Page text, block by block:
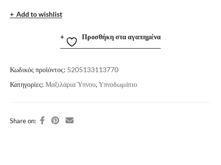
Add to wishlist
Προσθήκη στα αγαπημένα
Κωδικός προϊόντος: 5205133113770
Κατηγορίες: Μαξιλάρια Ύπνου,Υπνοδωμάτιο
Share on: